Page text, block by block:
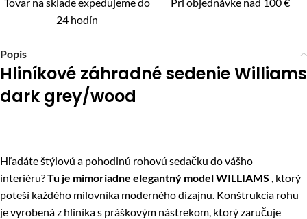
24 hodín
Popis
Hliníkové záhradné sedenie Williams
dark grey/wood
Hľadáte štýlovú a pohodlnú rohovú sedačku do vášho
interiéru?Tu je mimoriadne elegantný model WILLIAMS , ktorý
poteší každého milovníka moderného dizajnu. Konštrukcia rohu
je vyrobená z hliníka s práškovým nástrekom, ktorý zaručuje